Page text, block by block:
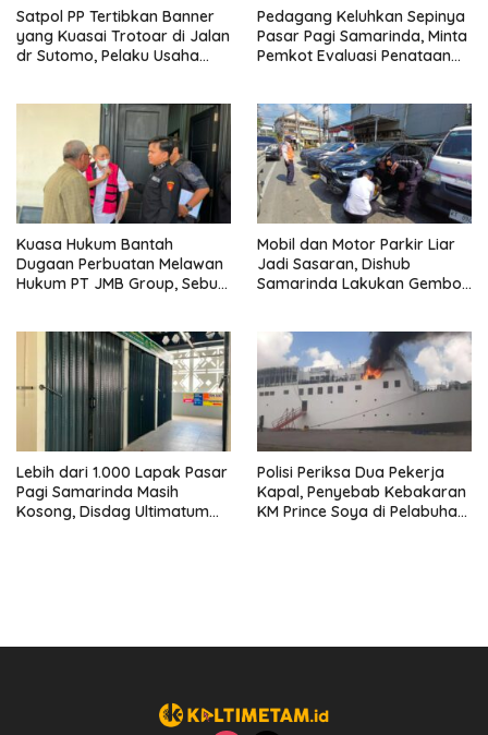
Satpol PP Tertibkan Banner
yang Kuasai Trotoar di Jalan
dr Sutomo, Pelaku Usaha
Pedagang Keluhkan Sepinya
Pasar Pagi Samarinda, Minta
Pemkot Evaluasi Penataan
Kuasa Hukum Bantah
Dugaan Perbuatan Melawan
Hukum PT JMB Group, Sebut
Mobil dan Motor Parkir Liar
Jadi Sasaran, Dishub
Samarinda Lakukan Gembok
Lebih dari 1.000 Lapak Pasar
Pagi Samarinda Masih
Kosong, Disdag Ultimatum
Polisi Periksa Dua Pekerja
Kapal, Penyebab Kebakaran
KM Prince Soya di Pelabuhan